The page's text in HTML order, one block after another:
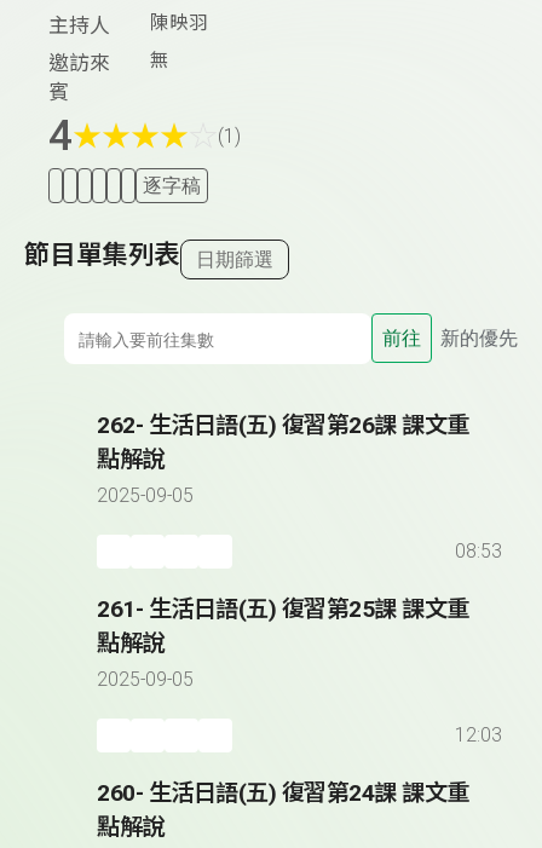
主持人 陳映羽
邀訪來
賓
無
4★★★★ (1)
逐字稿
節目單集列表 日期篩選
前往 新的優先
262- 生活日語(五) 復習第26課 課文重
點解說
2025-09-05
08:53
261- 生活日語(五) 復習第25課 課文重
點解說
2025-09-05
12:03
260- 生活日語(五) 復習第24課 課文重
點解說